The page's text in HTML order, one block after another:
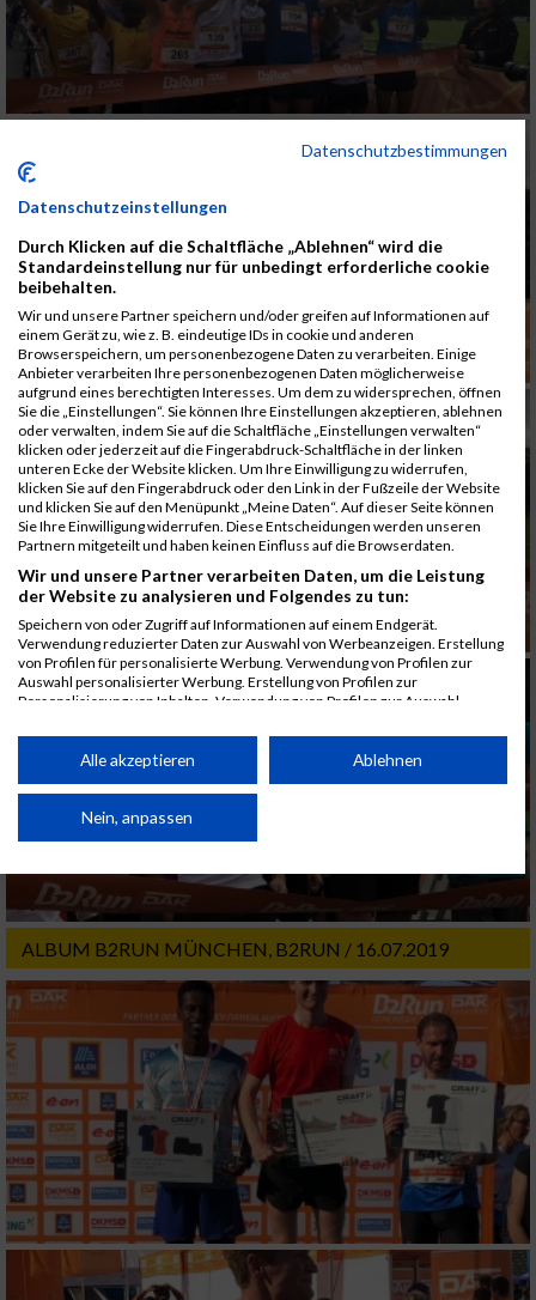
ALBUM B2RUN MÜNCHEN, B2RUN / 16.07.2019
Datenschutzbestimmungen
Datenschutzeinstellungen
Durch Klicken auf die Schaltfläche „Ablehnen“ wird die
Standardeinstellung nur für unbedingt erforderliche cookie
beibehalten.
Wir und unsere Partner speichern und/oder greifen auf Informationen auf
einem Gerät zu, wie z. B. eindeutige IDs in cookie und anderen
Browserspeichern, um personenbezogene Daten zu verarbeiten. Einige
Anbieter verarbeiten Ihre personenbezogenen Daten möglicherweise
aufgrund eines berechtigten Interesses. Um dem zu widersprechen, öffnen
Sie die „Einstellungen“. Sie können Ihre Einstellungen akzeptieren, ablehnen
oder verwalten, indem Sie auf die Schaltfläche „Einstellungen verwalten“
klicken oder jederzeit auf die Fingerabdruck-Schaltfläche in der linken
unteren Ecke der Website klicken. Um Ihre Einwilligung zu widerrufen,
klicken Sie auf den Fingerabdruck oder den Link in der Fußzeile der Website
und klicken Sie auf den Menüpunkt „Meine Daten“. Auf dieser Seite können
Sie Ihre Einwilligung widerrufen. Diese Entscheidungen werden unseren
Partnern mitgeteilt und haben keinen Einfluss auf die Browserdaten.
Wir und unsere Partner verarbeiten Daten, um die Leistung
der Website zu analysieren und Folgendes zu tun:
Speichern von oder Zugriff auf Informationen auf einem Endgerät.
Verwendung reduzierter Daten zur Auswahl von Werbeanzeigen. Erstellung
von Profilen für personalisierte Werbung. Verwendung von Profilen zur
Auswahl personalisierter Werbung. Erstellung von Profilen zur
Personalisierung von Inhalten. Verwendung von Profilen zur Auswahl
Performance von Inhalten. Analyse von Zielgruppen durch Statistiken oder
Kombinationen von Daten aus verschiedenen Quellen. Entwicklung und
von Inhalten.
Daten können außerhalb der Europäischen Union weitergegeben und in die
Website/App.
Partnerliste anzeigen (1 IAB-Anbieter)
Wir nutzen Ihre Daten für folgende Zwecke:
IAB-Verarbeitungszwecke:
Speichern von oder Zugriff auf Informationen
auf einem Endgerät
Verwendung reduzierter Daten zur Auswahl
von Werbeanzeigen
Erstellung von Profilen für personalisierte
Werbung
Verwendung von Profilen zur Auswahl
personalisierter Werbung
Alle akzeptieren Ablehnen
Nein, anpassen